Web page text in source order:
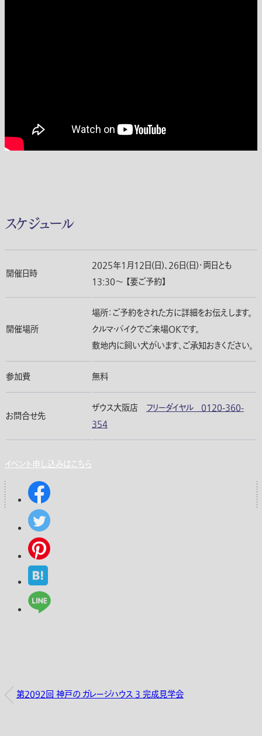
スケジュール
開催日時
2025年1月12日(日)、26日(日)・両日とも
13:30〜 【要ご予約】
開催場所
場所：ご予約をされた方に詳細をお伝えします。
クルマ・バイクでご来場OKです。
敷地内に飼い犬がいます、ご承知おきください。
参加費 無料
お問合せ先
ザウス大阪店 フリーダイヤル 0120-360-
354
イベント申し込みはこちら
第2092回 神戸の ガレージハウス 3 完成見学会